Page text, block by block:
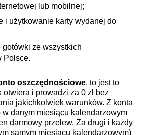
lub mobilnej;
i użytkowanie karty wydanej do
gotówki ze wszystkich
Polsce.
oszczędnościowe, to jest to
i prowadzi za 0 zł bez
jakichkolwiek warunków. Z konta
danym miesiącu kalendarzowym
darmowy przelew. Za drugi i każdy
samym miesiącu kalendarzowym)